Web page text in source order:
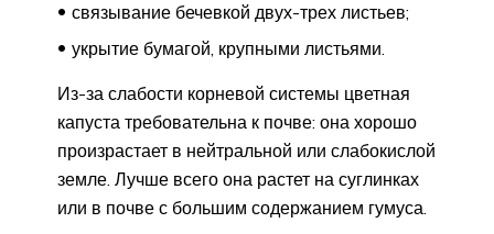
связывание бечевкой двух-трех листьев;
укрытие бумагой, крупными листьями.
Из-за слабости корневой системы цветная
капуста требовательна к почве: она хорошо
произрастает в нейтральной или слабокислой
земле. Лучше всего она растет на суглинках
или в почве с большим содержанием гумуса.